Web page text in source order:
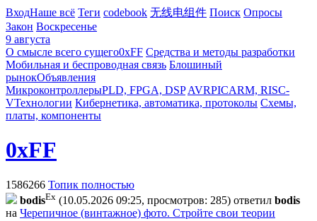
ВходНаше всё Теги codebook 无线电组件 Поиск Опросы
Закон Воскресенье
9 августа
О смысле всего сущего0xFF Средства и методы разработки
Мобильная и беспроводная связь Блошиный
рынокОбъявления
МикроконтроллерыPLD, FPGA, DSP AVRPICARM, RISC-
VТехнологии Кибернетика, автоматика, протоколы Схемы,
платы, компоненты
0xFF
1586266 Топик полностью
bodisEx (10.05.2026 09:25, просмотров: 285) ответил bodis
на Черепичное (винтажное) фото. Стройте свои теории